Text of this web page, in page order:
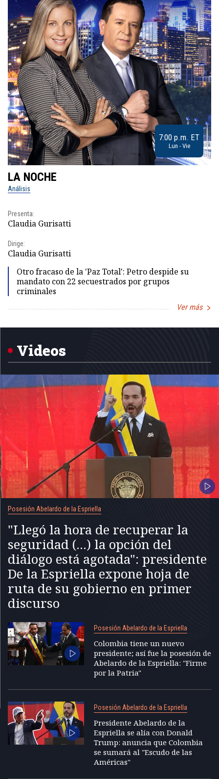
7:00 p.m. ET
Lun - Vie
LA NOCHE
Análisis
Presenta:
Claudia Gurisatti
Dirige:
Claudia Gurisatti
Otro fracaso de la 'Paz Total': Petro despide su
mandato con 22 secuestrados por grupos
criminales
Ver más
1
Videos
Posesión Abelardo de la Espriella
"Llegó la hora de recuperar la
seguridad (...) la opción del
diálogo está agotada": presidente
De la Espriella expone hoja de
ruta de su gobierno en primer
discurso
Posesión Abelardo de la Espriella
Colombia tiene un nuevo
presidente; así fue la posesión de
Abelardo de la Espriella: "Firme
por la Patria"
Posesión Abelardo de la Espriella
Presidente Abelardo de la
Espriella se alía con Donald
Trump: anuncia que Colombia
se sumará al "Escudo de las
Américas"